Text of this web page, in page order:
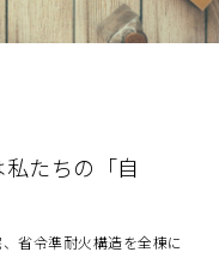
たちの「自
省令準耐火構造を全棟に